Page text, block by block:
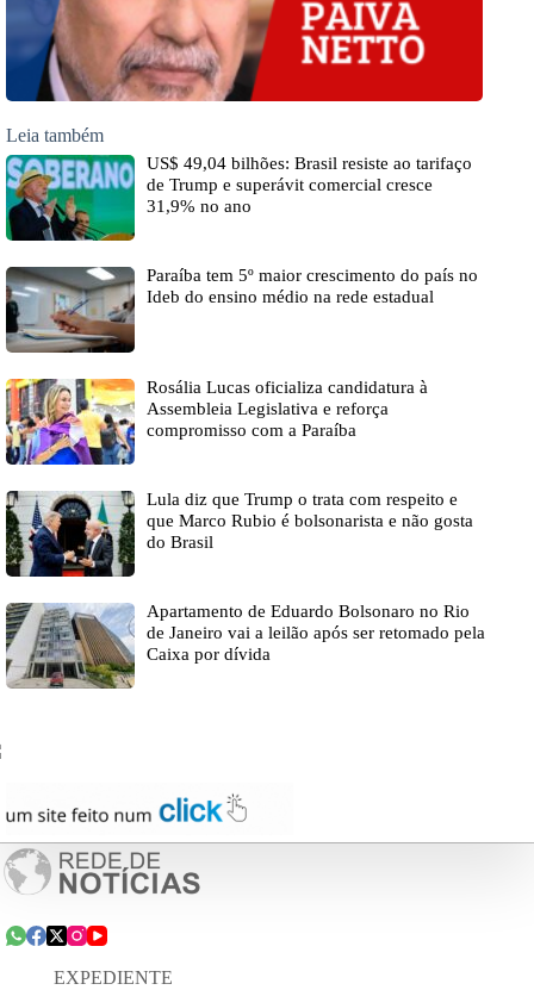
Leia também
US$ 49,04 bilhões: Brasil resiste ao tarifaço
de Trump e superávit comercial cresce
31,9% no ano
Paraíba tem 5º maior crescimento do país no
Ideb do ensino médio na rede estadual
Rosália Lucas oficializa candidatura à
Assembleia Legislativa e reforça
compromisso com a Paraíba
Lula diz que Trump o trata com respeito e
que Marco Rubio é bolsonarista e não gosta
do Brasil
Apartamento de Eduardo Bolsonaro no Rio
de Janeiro vai a leilão após ser retomado pela
Caixa por dívida
EXPEDIENTE